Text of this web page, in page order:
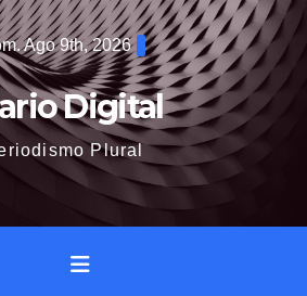
Ago 9th, 2026
Digital
Plural